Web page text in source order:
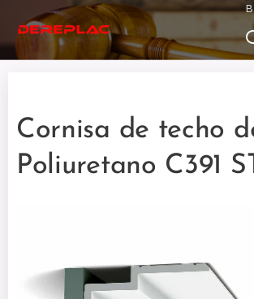
Cornisa de techo
Poliuretano C391